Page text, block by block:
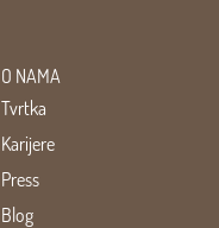
O NAMA
Tvrtka
Karijere
Press
Blog